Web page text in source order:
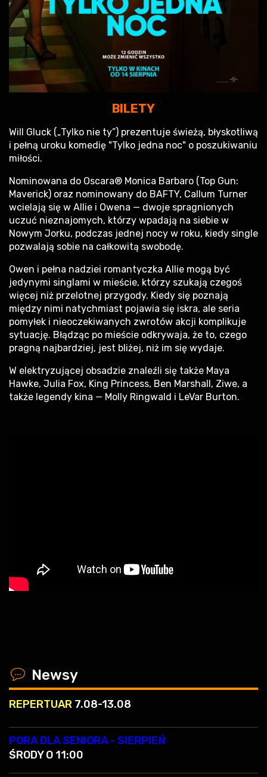
BILETY
Will Gluck („Tylko nie ty”) prezentuje świeżą, błyskotliwą
i pełną uroku komedię "Tylko jedna noc" o poszukiwaniu
miłości.
Nominowana do Oscara® Monica Barbaro (Top Gun:
Maverick) oraz nominowany do BAFTY, Callum Turner
wcielają się w Allie i Owena — dwoje spragnionych
uczuć nieznajomych, którzy wpadają na siebie w
Nowym Jorku, podczas jednej nocy w roku, kiedy single
pozwalają sobie na całkowitą swobodę.
Owen i pełna nadziei romantyczka Allie mogą być
jedynymi singlami w mieście, którzy szukają czegoś
więcej niż przelotnej przygody. Kiedy się poznają
między nimi natychmiast pojawia się iskra, ale seria
pomyłek i nieoczekiwanych zwrotów akcji komplikuje
sytuację. Błądząc po mieście odkrywaja, że to, czego
pragną najbardziej, jest bliżej, niż im się wydaje.
W elektryzującej obsadzie znaleźli się także Maya
Hawke, Julia Fox, King Princess, Ben Marshall, Ziwe, a
także legendy kina — Molly Ringwald i LeVar Burton.
x Newsy
REPERTUAR 7.08-13.08
PORA DLA SENIORA - SIERPIEŃ
ŚRODY O 11:00